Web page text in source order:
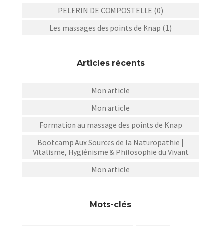
PELERIN DE COMPOSTELLE (0)
Les massages des points de Knap (1)
Articles récents
Mon article
Mon article
Formation au massage des points de Knap
Bootcamp Aux Sources de la Naturopathie |
Vitalisme, Hygiénisme & Philosophie du Vivant
Mon article
Mots-clés